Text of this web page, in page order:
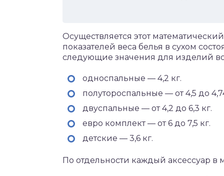
Осуществляется этот
показателей веса белья в сухом
следующие значения для изделий
односпальные — 4,2 кг.
полутороспальные — от 4,5 до
двуспальные — от 4,2 до 6,3 кг.
евро комплект — от 6 до 7,5 кг.
детские — 3,6 кг.
По отдельности каждый аксессуар в